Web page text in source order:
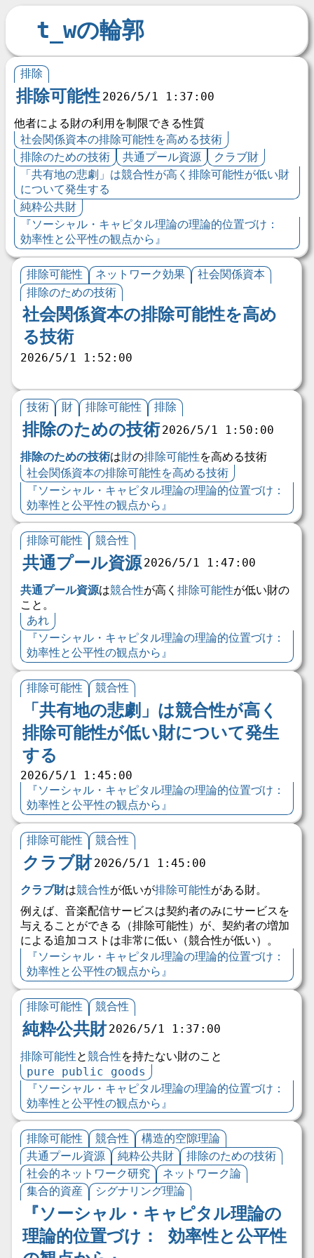
t_wの輪郭
排除
排除可能性 2026/5/1 1:37:00
他者による財の利用を制限できる性質
社会関係資本の排除可能性を高める技術
排除のための技術
共通プール資源
クラブ財
「共有地の悲劇」は競合性が高く排除可能性が低い財
について発生する
純粋公共財
『ソーシャル・キャピタル理論の理論的位置づけ：
効率性と公平性の観点から』
排除可能性 ネットワーク効果
社会関係資本
排除のための技術
社会関係資本の排除可能性を高め
る技術
2026/5/1 1:52:00
技術 財 排除可能性 排除
排除のための技術 2026/5/1 1:50:00
排除のための技術は財の排除可能性を高める技術
社会関係資本の排除可能性を高める技術
『ソーシャル・キャピタル理論の理論的位置づけ：
効率性と公平性の観点から』
排除可能性 競合性
共通プール資源 2026/5/1 1:47:00
共通プール資源は競合性が高く 排除可能性が低い財の
こと。
あれ
『ソーシャル・キャピタル理論の理論的位置づけ：
効率性と公平性の観点から』
排除可能性 競合性
「共有地の悲劇」は競合性が高く
排除可能性が低い財について発生
する
2026/5/1 1:45:00
『ソーシャル・キャピタル理論の理論的位置づけ：
効率性と公平性の観点から』
排除可能性 競合性
クラブ財 2026/5/1 1:45:00
クラブ財は競合性が低いが排除可能性がある財。
例えば、音楽配信サービスは契約者のみにサービスを
与えることができる（排除可能性）が、契約者の増加
による追加コストは非常に低い（競合性が低い）。
『ソーシャル・キャピタル理論の理論的位置づけ：
効率性と公平性の観点から』
排除可能性 競合性
純粋公共財 2026/5/1 1:37:00
排除可能性と競合性を持たない財のこと
pure public goods
『ソーシャル・キャピタル理論の理論的位置づけ：
効率性と公平性の観点から』
排除可能性 競合性
構造的空隙理論
共通プール資源
純粋公共財
排除のための技術
社会的ネットワーク研究
ネットワーク論
集合的資産
シグナリング理論
『ソーシャル・キャピタル理論の
理論的位置づけ： 効率性と公平性